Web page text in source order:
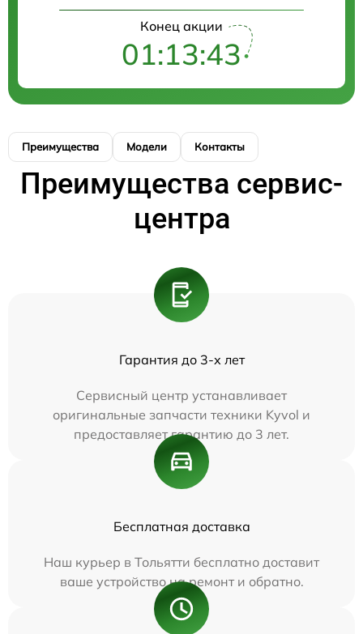
Конец акции
01:13:43
Преимущества Модели Контакты
Преимущества сервис-
центра
Гарантия до 3-х лет
Сервисный центр устанавливает
оригинальные запчасти техники Kyvol и
предоставляет гарантию до 3 лет.
Бесплатная доставка
Наш курьер в Тольятти бесплатно доставит
ваше устройство на ремонт и обратно.